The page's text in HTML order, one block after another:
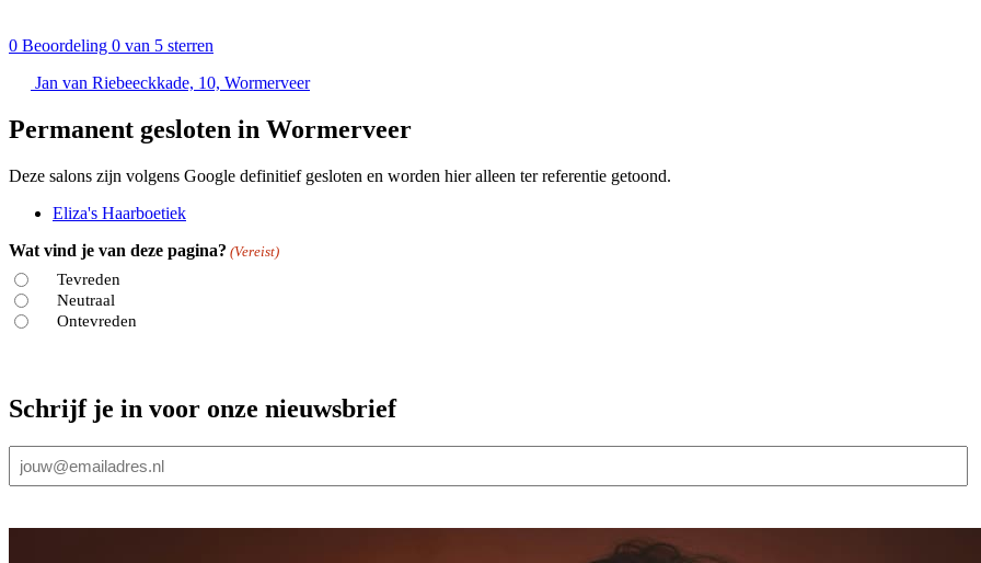
0 Beoordeling 0 van 5 sterren
Jan van Riebeeckkade, 10, Wormerveer
Permanent gesloten in Wormerveer
Deze salons zijn volgens Google definitief gesloten en worden hier alleen ter referentie getoond.
Eliza's Haarboetiek
Wat vind je van deze pagina? (Vereist)
Tevreden
Neutraal
Ontevreden
Schrijf je in voor onze nieuwsbrief
mailadres